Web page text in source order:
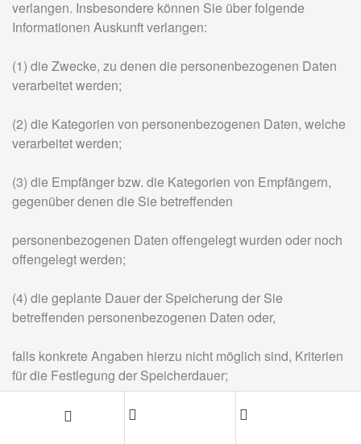
verlangen. Insbesondere können Sie über folgende
Informationen Auskunft verlangen:
(1) die Zwecke, zu denen die personenbezogenen Daten
verarbeitet werden;
(2) die Kategorien von personenbezogenen Daten, welche
verarbeitet werden;
(3) die Empfänger bzw. die Kategorien von Empfängern,
gegenüber denen die Sie betreffenden
personenbezogenen Daten offengelegt wurden oder noch
offengelegt werden;
(4) die geplante Dauer der Speicherung der Sie
betreffenden personenbezogenen Daten oder,
falls konkrete Angaben hierzu nicht möglich sind, Kriterien
für die Festlegung der Speicherdauer;
(5) das Bestehen eines Rechts auf Berichtigung oder